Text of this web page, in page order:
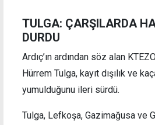
TULGA: ÇARŞILARDA
DURDU
Ardıç’ın ardından söz alan
Hürrem Tulga, kayıt dışılık ve
yumulduğunu ileri sürdü.
Tulga, Lefkoşa, Gazimağusa ve